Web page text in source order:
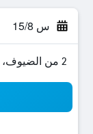
س 15/8
2 من الضيوف، غرفة واحدة